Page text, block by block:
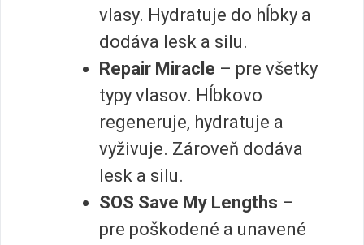
vlasy. Hydratuje do hĺbky a
dodáva lesk a silu.
Repair Miracle – pre všetky
typy vlasov. Hĺbkovo
regeneruje, hydratuje a
vyživuje. Zároveň dodáva
lesk a silu.
SOS Save My Lengths –
pre poškodené a unavené